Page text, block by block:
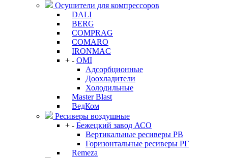
Осушители для компрессоров
DALI
BERG
COMPRAG
COMARO
IRONMAC
+ - OMI
Адсорбционные
Доохладители
Холодильные
Master Blast
ВедКом
Ресиверы воздушные
+ - Бежецкий завод АСО
Вертикальные ресиверы РВ
Горизонтальные ресиверы РГ
Remeza